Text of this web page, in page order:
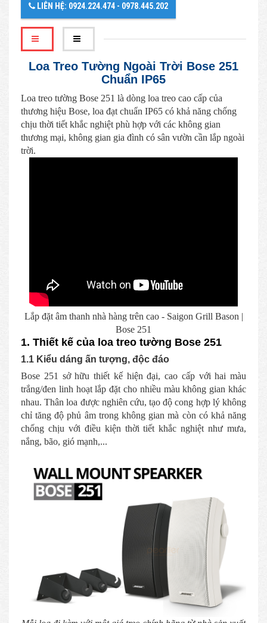
LIÊN HỆ: 0924.224.474 - 0978.445.202
Loa Treo Tường Ngoài Trời Bose 251
Chuẩn IP65
Loa treo tường Bose 251 là dòng loa treo cao cấp của
thương hiệu Bose, loa đạt chuẩn IP65 có khả năng chống
chịu thời tiết khắc nghiệt phù hợp với các không gian
thương mại, không gian gia đình có sân vườn cần lắp ngoài
trời.
Lắp đặt âm thanh nhà hàng trên cao - Saigon Grill Bason |
Bose 251
1. Thiết kế của loa treo tường Bose 251
1.1 Kiểu dáng ấn tượng, độc đáo
Bose 251 sở hữu thiết kế hiện đại, cao cấp với hai màu
trắng/đen linh hoạt lắp đặt cho nhiều màu không gian khác
nhau. Thân loa được nghiên cứu, tạo độ cong hợp lý không
chỉ tăng độ phủ âm trong không gian mà còn có khả năng
chống chịu với điều kiện thời tiết khắc nghiệt như mưa,
nắng, bão, gió mạnh,...